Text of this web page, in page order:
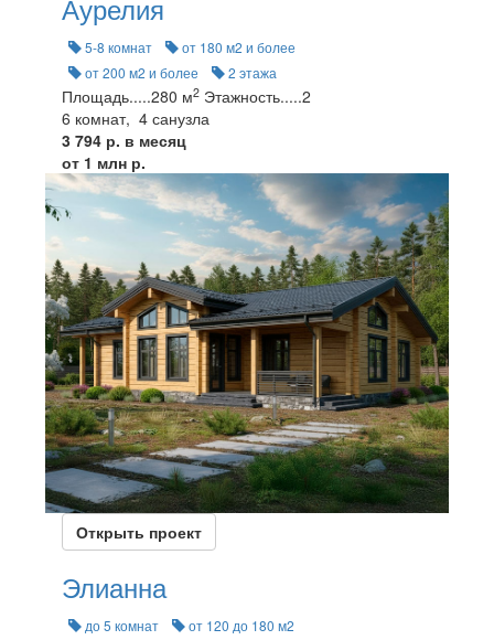
Аурелия
5-8 комнат
от 180 м2 и более
от 200 м2 и более
2 этажа
Площадь.....280 м2 Этажность.....2
6 комнат, 4 санузла
3 794 р. в месяц
от 1 млн р.
Открыть проект
Элианна
до 5 комнат
от 120 до 180 м2